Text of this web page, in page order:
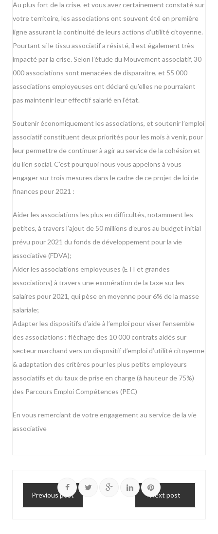
Au plus fort de la crise, et vous avez certainement constaté sur
votre territoire, les associations ont souvent été en première
ligne assurant la continuité de leurs actions d’utilité citoyenne.
Pourtant si le tissu associatif a résisté, il est également très
impacté par la crise. Selon l’étude du Mouvement associatif, 30
000 associations sont menacées de disparaitre, et 55 000
associations employeuses ont déclaré qu’elles ne pourraient
pas maintenir leur effectif salarié en l’état.
Soutenir économiquement les associations, et soutenir l’emploi
associatif constituent deux priorités pour les mois à venir, pour
leur permettre de continuer à agir au service de la cohésion et
du lien social. C’est pourquoi nous vous appelons à vous
engager sur trois mesures dans le cadre de ce projet de loi de
finances pour 2021 :
Aider les associations les plus en difficultés, notamment les
petites, à travers l’ajout de 50 millions d’euros au budget initial
prévu pour 2021 du fonds de développement pour la vie
associative (FDVA);
Aider les associations employeuses (ETI et grandes
associations) à travers une exonération de la taxe sur les
salaires pour 2021, qui pèse en moyenne pour 6% de la masse
salariale;
Adapter les dispositifs d’aide à l’emploi pour viser l’ensemble
des associations : fléchage des 10 000 contrats aidés sur
secteur marchand vers un dispositif d’emploi d’utilité citoyenne
& adaptation des critères pour les plus petits employeurs
associatifs et du taux de prise en charge (à hauteur de 75%)
des Parcours Emploi Compétences (PEC)
En vous remerciant de votre engagement au service de la vie
associative
Previous post Next post